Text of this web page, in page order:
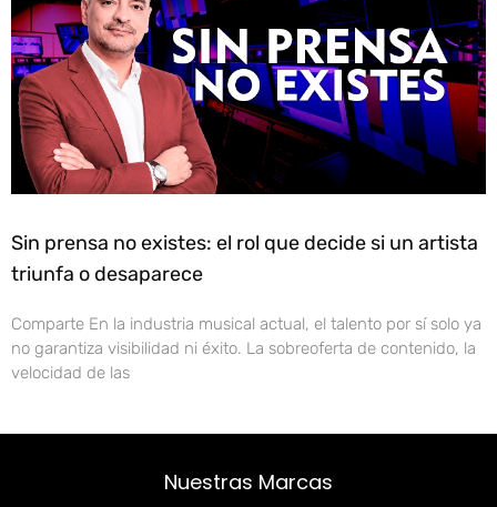
Sin prensa no existes: el rol que decide si un artista
triunfa o desaparece
Comparte En la industria musical actual, el talento por sí solo ya
no garantiza visibilidad ni éxito. La sobreoferta de contenido, la
velocidad de las
Nuestras Marcas